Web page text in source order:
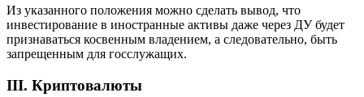
Из указанного положения можно сделать вывод, что
инвестирование в иностранные активы даже через ДУ будет
признаваться косвенным владением, а следовательно, быть
запрещенным для госслужащих.
III. Криптовалюты